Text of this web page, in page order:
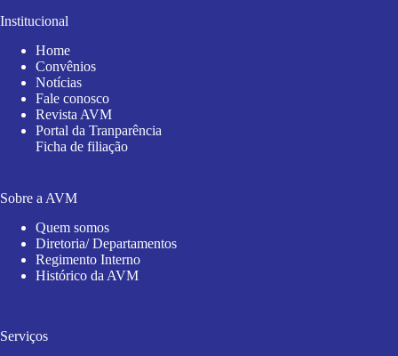
Institucional
Home
Convênios
Notícias
Fale conosco
Revista AVM
Portal da Tranparência
Ficha de filiação
Sobre a AVM
Quem somos
Diretoria/ Departamentos
Regimento Interno
Histórico da AVM
Serviços